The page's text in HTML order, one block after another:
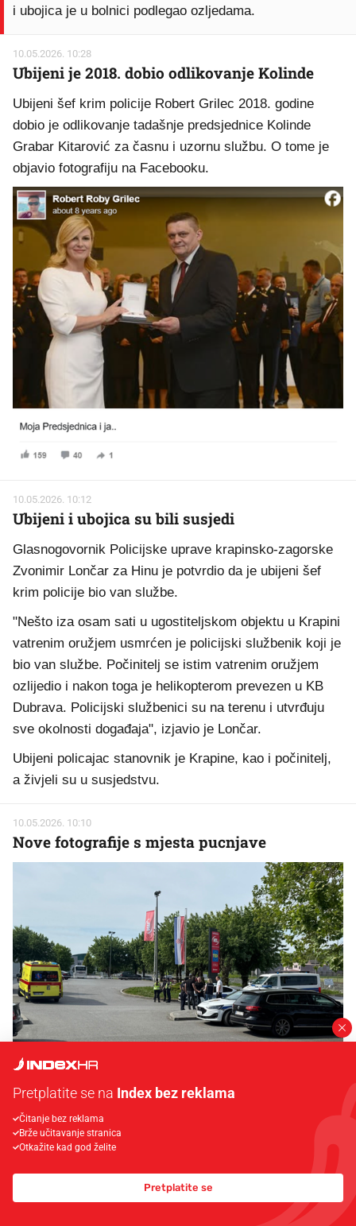
i ubojica je u bolnici podlegao ozljedama.
10.05.2026. 10:28
Ubijeni je 2018. dobio odlikovanje Kolinde
Ubijeni šef krim policije Robert Grilec 2018. godine
dobio je odlikovanje tadašnje predsjednice Kolinde
Grabar Kitarović za časnu i uzornu službu. O tome je
objavio fotografiju na Facebooku.
10.05.2026. 10:12
Ubijeni i ubojica su bili susjedi
Glasnogovornik Policijske uprave krapinsko-zagorske
Zvonimir Lončar za Hinu je potvrdio da je ubijeni šef
krim policije bio van službe.
"Nešto iza osam sati u ugostiteljskom objektu u Krapini
vatrenim oružjem usmrćen je policijski službenik koji je
bio van službe. Počinitelj se istim vatrenim oružjem
ozlijedio i nakon toga je helikopterom prevezen u KB
Dubrava. Policijski službenici su na terenu i utvrđuju
sve okolnosti događaja", izjavio je Lončar.
Ubijeni policajac stanovnik je Krapine, kao i počinitelj,
a živjeli su u susjedstvu.
10.05.2026. 10:10
Nove fotografije s mjesta pucnjave
Pretplatite se na Index bez reklama
Čitanje bez reklama
Brže učitavanje stranica
Otkažite kad god želite
Pretplatite se